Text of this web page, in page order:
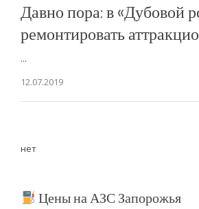
Давно пора: в «Дубовой
ремонтировать
...
12.07.2019
нет
Цены на АЗС Запорожья